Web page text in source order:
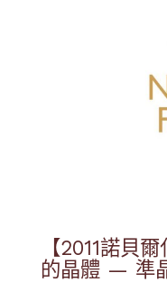
【2011諾貝
的晶體 — 準